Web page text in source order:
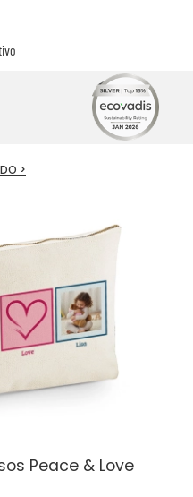
>
Peace & Love